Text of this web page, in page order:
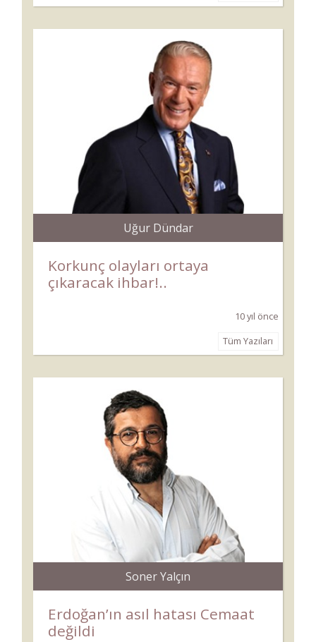
Uğur Dündar
Korkunç olayları ortaya
çıkaracak ihbar!..
10 yıl önce
Tüm Yazıları
Soner Yalçın
Erdoğan’ın asıl hatası Cemaat
değildi